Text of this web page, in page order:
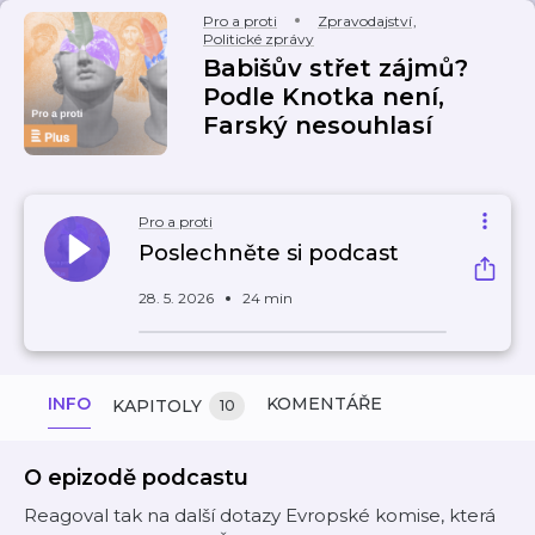
Pro a proti Zpravodajství,
Politické zprávy
Babišův střet zájmů?
Podle Knotka není,
Farský nesouhlasí
Pro a proti
Poslechněte si podcast
28. 5. 2026 24 min
INFO KAPITOLY 10 KOMENTÁŘE
O epizodě podcastu
Reagoval tak na další dotazy Evropské komise, která